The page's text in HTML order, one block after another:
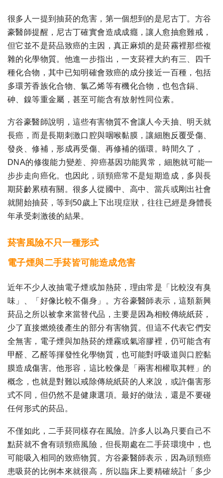
很多人一提到抽菸的危害，第一個想到的是尼古丁。方谷
豪醫師提醒，尼古丁確實會造成成癮，讓人愈抽愈難戒，
但它並不是菸品致癌的主因，真正麻煩的是菸霧裡那些複
雜的化學物質。他進一步指出，一支菸裡大約有三、四千
種化合物，其中已知明確會致癌的成分接近一百種，包括
多環芳香族化合物、氯乙烯等有機化合物，也包含鎘、
砷、鎳等重金屬，甚至可能含有放射性同位素。
方谷豪醫師說明，這些有害物質不會讓人今天抽、明天就
長癌，而是長期刺激口腔與咽喉黏膜，讓細胞反覆受傷、
發炎、修補，形成再受傷、再修補的循環。時間久了，
DNA的修復能力變差、抑癌基因功能異常，細胞就可能一
步步走向癌化。也因此，頭頸癌常不是短期造成，多與長
期菸齡累積有關。很多人從國中、高中、當兵或剛出社會
就開始抽菸，等到50歲上下出現症狀，往往已經是身體長
年承受刺激後的結果。
菸害風險不只一種形式
電子煙與二手菸皆可能造成危害
近年不少人改抽電子煙或加熱菸，理由常是「比較沒有臭
味」、「好像比較不傷身」。方谷豪醫師表示，這類新興
菸品之所以被拿來當替代品，主要是因為相較傳統紙菸，
少了直接燃燒後產生的部分有害物質。但這不代表它們安
全無害，電子煙與加熱菸的煙霧或氣溶膠裡，仍可能含有
甲醛、乙醛等揮發性化學物質，也可能對呼吸道與口腔黏
膜造成傷害。他形容，這比較像是「兩害相權取其輕」的
概念，也就是對難以戒除傳統紙菸的人來說，或許傷害形
式不同，但仍然不是健康選項。最好的做法，還是不要碰
任何形式的菸品。
不僅如此，二手菸同樣存在風險。許多人以為只要自己不
點菸就不會有頭頸癌風險，但長期處在二手菸環境中，也
可能吸入相同的致癌物質。方谷豪醫師表示，因為頭頸癌
患吸菸的比例本來就很高，所以臨床上要精確統計「多少